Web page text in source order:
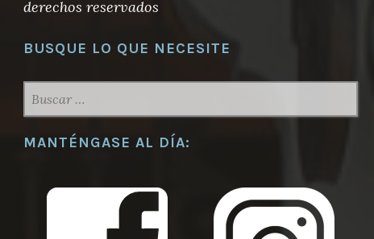
derechos reservados
BUSQUE LO QUE NECESITE
MANTÉNGASE AL DÍA: